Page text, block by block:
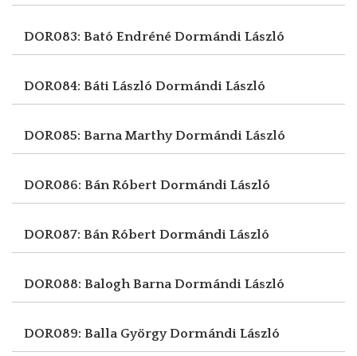
DOR083: Bató Endréné Dormándi László
DOR084: Báti László Dormándi László
DOR085: Barna MarthyDormándi László
DOR086: Bán Róbert Dormándi László
DOR087: Bán Róbert Dormándi László
DOR088: Balogh BarnaDormándi László
DOR089: Balla GyörgyDormándi László